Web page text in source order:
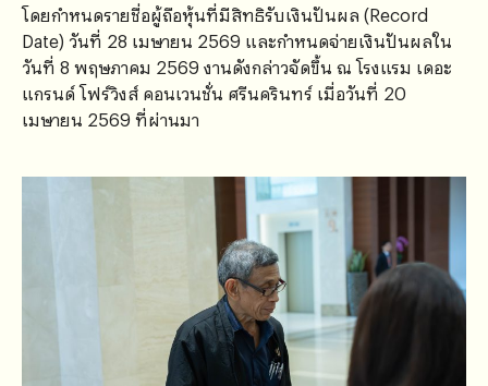
โดยกำหนดรายชื่อผู้ถือหุ้นที่มีสิทธิรับเงินปันผล (Record
Date) วันที่ 28 เมษายน 2569 และกำหนดจ่ายเงินปันผลใน
วันที่ 8 พฤษภาคม 2569 งานดังกล่าวจัดขึ้น ณ โรงแรม เดอะ
แกรนด์ โฟร์วิงส์ คอนเวนชั่น ศรีนครินทร์ เมื่อวันที่ 20
เมษายน 2569 ที่ผ่านมา